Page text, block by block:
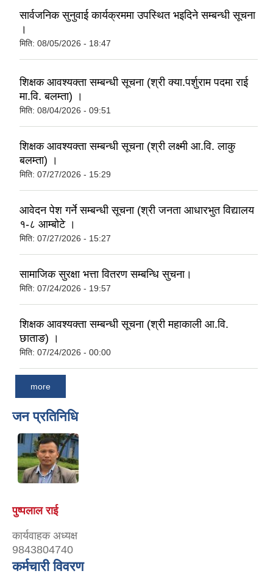
सार्वजनिक सुनुवाई कार्यक्रममा उपस्थित भइदिने सम्बन्धी सूचना
।
मिति: 08/05/2026 - 18:47
शिक्षक आवश्यक्ता सम्बन्धी सूचना (श्री क्या.पर्शुराम पदमा राई
मा.वि. बलम्ता) ।
मिति: 08/04/2026 - 09:51
शिक्षक आवश्यक्ता सम्बन्धी सूचना (श्री लक्ष्मी आ.वि. लाकु
बलम्ता) ।
मिति: 07/27/2026 - 15:29
आवेदन पेश गर्ने सम्बन्धी सूचना (श्री जनता आधारभुत विद्यालय
१-८ आम्बोटे ।
मिति: 07/27/2026 - 15:27
सामाजिक सुरक्षा भत्ता वितरण सम्बन्धि सुचना।
मिति: 07/24/2026 - 19:57
शिक्षक आवश्यक्ता सम्बन्धी सूचना (श्री महाकाली आ.वि.
छाताङ) ।
मिति: 07/24/2026 - 00:00
more
जन प्रतिनिधि
पुष्पलाल राई
कार्यवाहक अध्यक्ष
9843804740
कर्मचारी विवरण